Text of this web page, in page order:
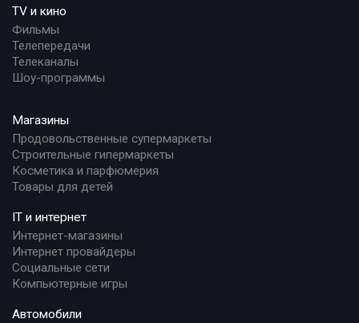
TV и кино
Фильмы
Телепередачи
Телеканалы
Шоу-программы
Магазины
Продовольственные супермаркеты
Строительные гипермаркеты
Косметика и парфюмерия
Товары для детей
IT и интернет
Интернет-магазины
Интернет провайдеры
Социальные сети
Компьютерные игры
Автомобили